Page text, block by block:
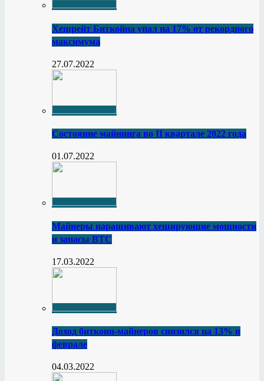
Хешрейт Биткойна упал на 17% от рекордного
максимума
27.07.2022
Состояние майнинга во II квартале 2022 года
01.07.2022
Майнеры наращивают хеширующие мощности
и запасы BTC
17.03.2022
Доход биткоин-майнеров снизился на 13% в
феврале
04.03.2022